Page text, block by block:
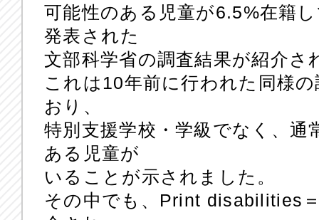
可能性のある児童が6.5%在籍
発表された
文部科学省の調査結果が紹介さ
これは10年前に行われた同様
おり、
特別支援学校・学級でなく、通
ある児童が
いることが示されました。
その中でも、Print disabilities